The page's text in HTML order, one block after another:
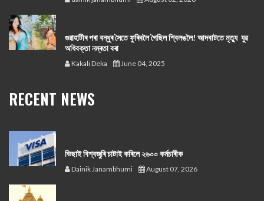
গুৱাহাটীৰ পৰা বন্ধুৰ সৈতে ফুৰিবলৈ গৈছিল শ্বিলঙলৈ! আদবাটতে মৃত্যু যুৱ
অধিবক্তা নম্ৰতা বৰা
Kakali Deka June 04, 2025
RECENT NEWS
ভিছাই বিশ্বজুৰি চাটাই কৰিলে ২৬০০ কৰ্মচাৰীক
Dainik Janambhumi August 07, 2026